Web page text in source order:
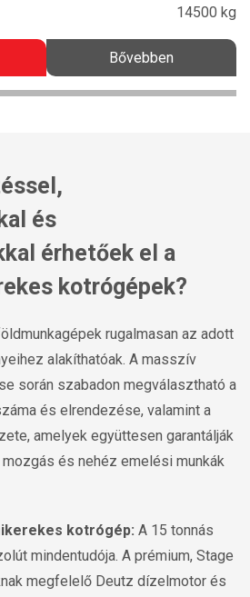
14500 kg
Bővebben
és
érhetőek el a
kotrógépek?
rugalmasan az adott
alakíthatóak. A masszív
során szabadon megválasztható a
és elrendezése, valamint a
amelyek együttesen garantálják
és nehéz emelési munkák
kotrógép: A 15 tonnás
mindentudója. A prémium, Stage
megfelelő Deutz dízelmotor és